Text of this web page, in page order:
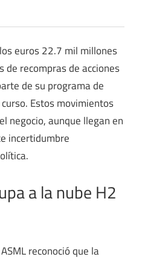
euros 22.7 mil millones
de recompras de acciones
de su programa de
Estos movimientos
negocio, aunque llegan en
incertidumbre
a la nube H2
reconoció que la